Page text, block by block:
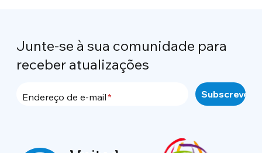
Junte-se à sua comunidade para
receber atualizações
Endereço de e-mail